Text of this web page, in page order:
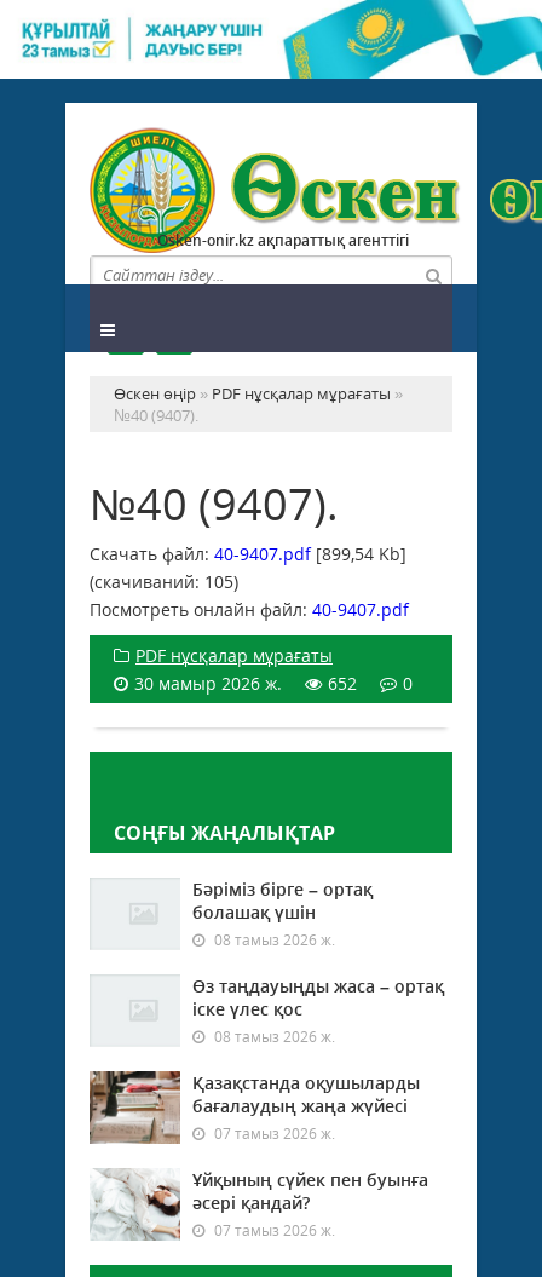
Osken-onir.kz ақпараттық агенттігі
Өскен өңір » PDF нұсқалар мұрағаты »
№40 (9407).
№40 (9407).
Скачать файл: 40-9407.pdf[899,54 Kb]
(cкачиваний: 105)
Посмотреть онлайн файл: 40-9407.pdf
PDF нұсқалар мұрағаты
30 мамыр 2026 ж.
652 0
СОҢҒЫ ЖАҢАЛЫҚТАР
Бәріміз бірге – ортақ
болашақ үшін
08 тамыз 2026 ж.
Өз таңдауыңды жаса – ортақ
іске үлес қос
08 тамыз 2026 ж.
Қазақстанда оқушыларды
бағалаудың жаңа жүйесі
07 тамыз 2026 ж.
Ұйқының сүйек пен буынға
әсері қандай?
07 тамыз 2026 ж.